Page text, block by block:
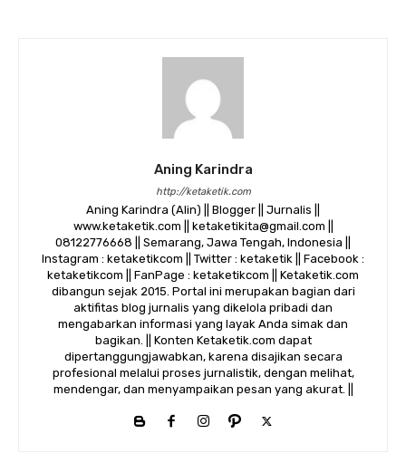
Aning Karindra
http://ketaketik.com
Aning Karindra (Alin) || Blogger || Jurnalis ||
www.ketaketik.com || ketaketikita@gmail.com ||
08122776668 || Semarang, Jawa Tengah, Indonesia ||
Instagram : ketaketikcom || Twitter : ketaketik || Facebook :
ketaketikcom || FanPage : ketaketikcom || Ketaketik.com
dibangun sejak 2015. Portal ini merupakan bagian dari
aktifitas blog jurnalis yang dikelola pribadi dan
mengabarkan informasi yang layak Anda simak dan
bagikan. || Konten Ketaketik.com dapat
dipertanggungjawabkan, karena disajikan secara
profesional melalui proses jurnalistik, dengan melihat,
mendengar, dan menyampaikan pesan yang akurat. ||